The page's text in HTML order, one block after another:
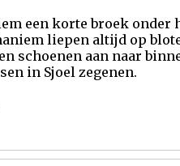
een korte broek
liepen altijd op
schoenen aan naar
in Sjoel zegenen.